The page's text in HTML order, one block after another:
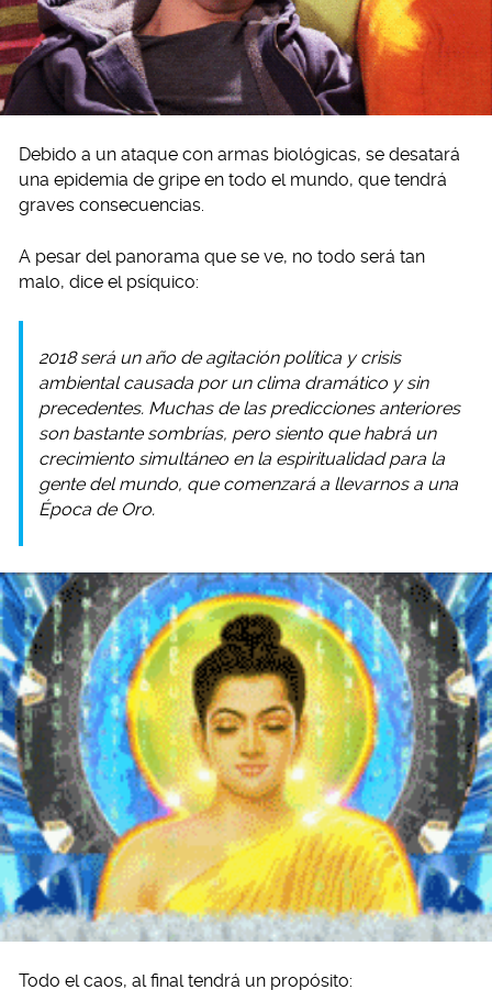
Debido a un ataque con armas biológicas, se desatará
una epidemia de gripe en todo el mundo, que tendrá
graves consecuencias.
A pesar del panorama que se ve, no todo será tan
malo, dice el psíquico:
2018 será un año de agitación política y crisis
ambiental causada por un clima dramático y sin
precedentes. Muchas de las predicciones anteriores
son bastante sombrías, pero siento que habrá un
crecimiento simultáneo en la espiritualidad para la
gente del mundo, que comenzará a llevarnos a una
Época de Oro.
Todo el caos, al final tendrá un propósito: